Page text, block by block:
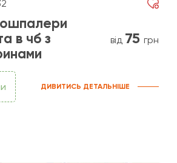
в чб з
від 75 грн
ДИВИТИСЬ ДЕТАЛЬНІШЕ